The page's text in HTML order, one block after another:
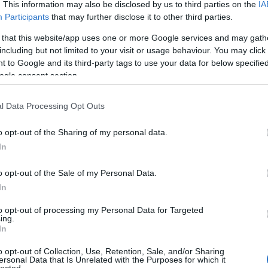
This information may also be disclosed by us to third parties on the
Participants that may further disclose it to other third parties.
that this website/app uses one or more Google services and may
but not limited to your visit or usage behaviour. You may
to Google and its third-party tags to use your data for below
consent section.
Data Processing Opt Outs
opt-out of the Sharing of my personal data.
opt-out of the Sale of my Personal Data.
opt-out of processing my Personal Data for Targeted
opt-out of Collection, Use, Retention, Sale, and/or Sharing
Data that Is Unrelated with the Purposes for which it
1968